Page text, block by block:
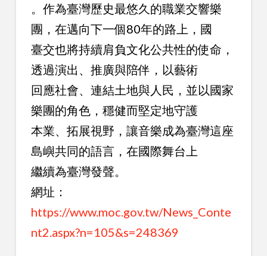
。作為臺灣歷史最悠久的職業交響樂
團，在邁向下一個80年的路上，國
臺交也將持續肩負文化公共性的使命，
透過演出、推廣與陪伴，以藝術
回應社會、連結土地與人民，並以國家
樂團的角色，穩健而堅定地守護
本業、拓展視野，讓音樂成為臺灣這座
島嶼共同的語言，在國際舞台上
繼續為臺灣發聲。
網址：
https://www.moc.gov.tw/News_Conte
nt2.aspx?n=105&s=248369